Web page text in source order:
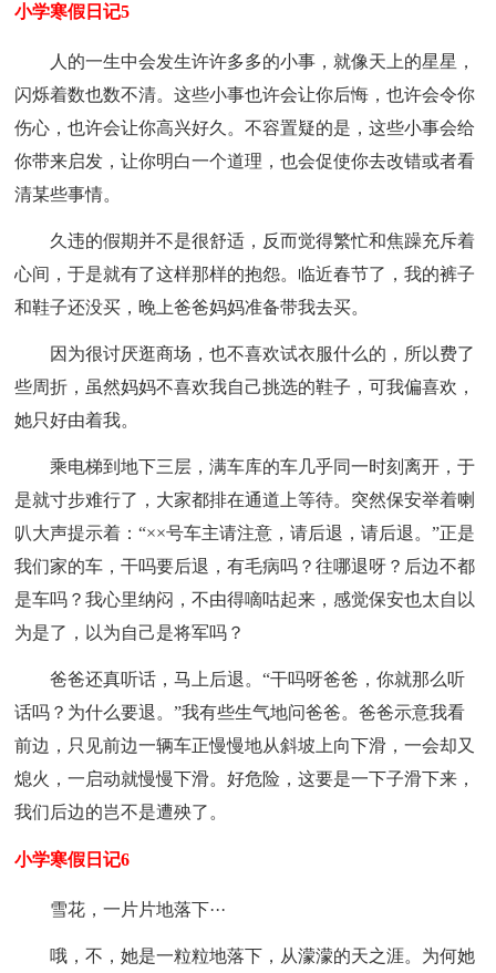
小学寒假日记5
人的一生中会发生许许多多的小事，就像天上的星星，
闪烁着数也数不清。这些小事也许会让你后悔，也许会令你
伤心，也许会让你高兴好久。不容置疑的是，这些小事会给
你带来启发，让你明白一个道理，也会促使你去改错或者看
清某些事情。
久违的假期并不是很舒适，反而觉得繁忙和焦躁充斥着
心间，于是就有了这样那样的抱怨。临近春节了，我的裤子
和鞋子还没买，晚上爸爸妈妈准备带我去买。
因为很讨厌逛商场，也不喜欢试衣服什么的，所以费了
些周折，虽然妈妈不喜欢我自己挑选的鞋子，可我偏喜欢，
她只好由着我。
乘电梯到地下三层，满车库的车几乎同一时刻离开，于
是就寸步难行了，大家都排在通道上等待。突然保安举着喇
叭大声提示着：“××号车主请注意，请后退，请后退。”正是
我们家的车，干吗要后退，有毛病吗？往哪退呀？后边不都
是车吗？我心里纳闷，不由得嘀咕起来，感觉保安也太自以
为是了，以为自己是将军吗？
爸爸还真听话，马上后退。“干吗呀爸爸，你就那么听
话吗？为什么要退。”我有些生气地问爸爸。爸爸示意我看
前边，只见前边一辆车正慢慢地从斜坡上向下滑，一会却又
熄火，一启动就慢慢下滑。好危险，这要是一下子滑下来，
我们后边的岂不是遭殃了。
小学寒假日记6
雪花，一片片地落下···
哦，不，她是一粒粒地落下，从濛濛的天之涯。为何她